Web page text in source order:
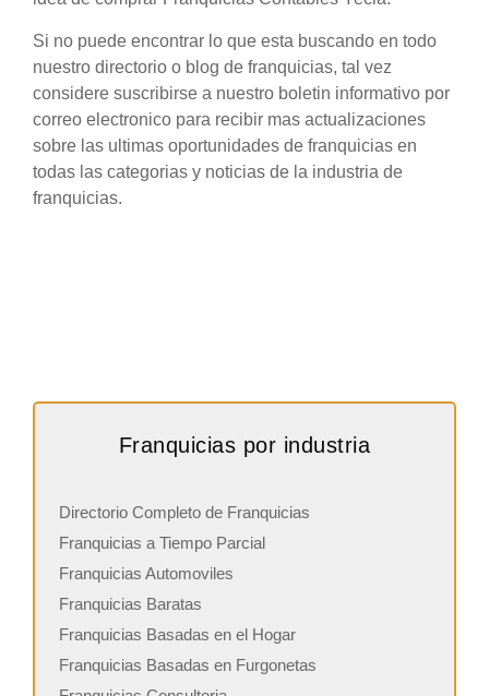
Si no puede encontrar lo que esta buscando en todo
nuestro directorio o blog de franquicias, tal vez
considere suscribirse a nuestro boletin informativo por
correo electronico para recibir mas actualizaciones
sobre las ultimas oportunidades de franquicias en
todas las categorias y noticias de la industria de
franquicias.
Franquicias por industria
Directorio Completo de Franquicias
Franquicias a Tiempo Parcial
Franquicias Automoviles
Franquicias Baratas
Franquicias Basadas en el Hogar
Franquicias Basadas en Furgonetas